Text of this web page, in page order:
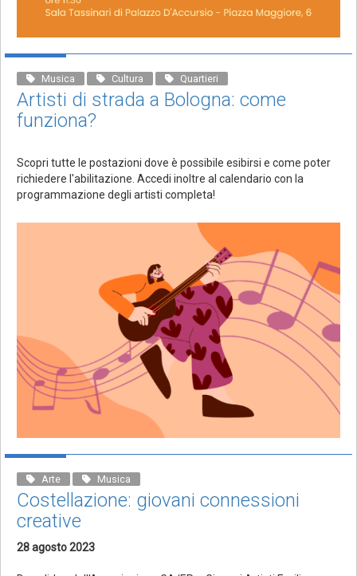
Musica Cultura Quartieri
Artisti di strada a Bologna: come
funziona?
Scopri tutte le postazioni dove è possibile esibirsi e come poter
richiedere l'abilitazione. Accedi inoltre al calendario con la
programmazione degli artisti completa!
Arte Musica
Costellazione: giovani connessioni
creative
28 agosto 2023